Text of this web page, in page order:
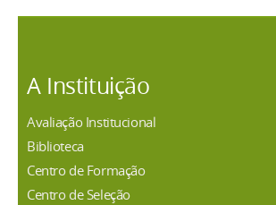
A Instituição
Avaliação Institucional
Biblioteca
Centro de Formação
Centro de Seleção